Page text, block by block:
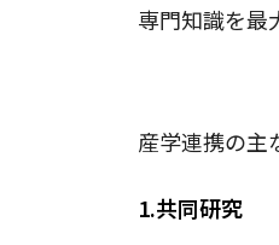
専門知識を最
産学連携の主
1.共同研究